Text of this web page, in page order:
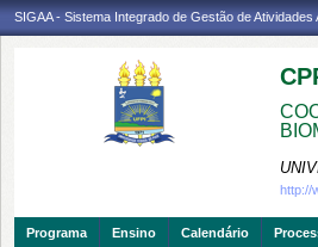
SIGAA - Sistema Integrado de Gestão de Atividades
http://
Programa Ensino Calendário